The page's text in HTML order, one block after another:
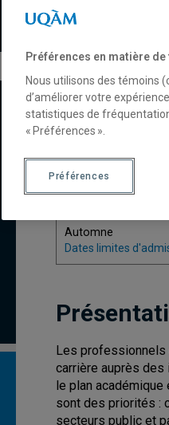
CODE TITRE
7548
Automne
Dates limites
Les professionnels
carrière auprès des
le plan
sont des priorités :
secteurs public et
Préférences en matière
Nous utilisons des témoins
d’améliorer votre
statistiques de
« Préférences ».
Préférences